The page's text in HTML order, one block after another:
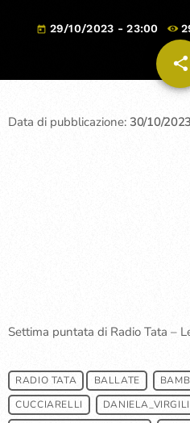
today 29/10/2023 - 23:00
share
email
Data di pubblicazione: 30/10/2023
Settima puntata di Radio Tata –
RADIO TATA BALLATE
CUCCIARELLI